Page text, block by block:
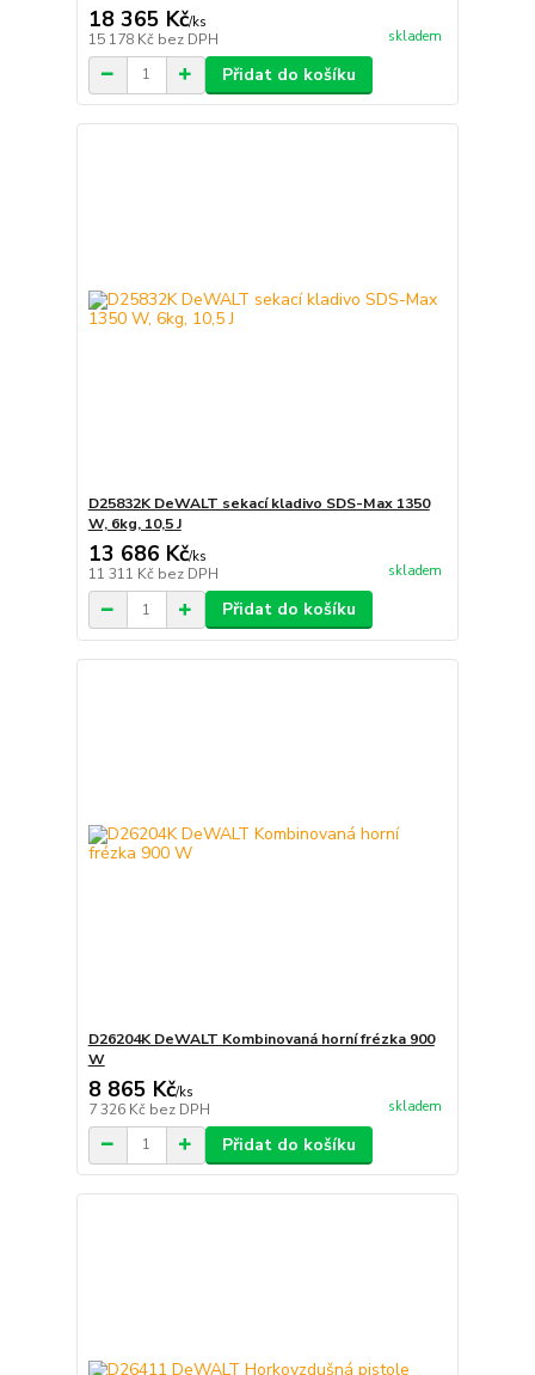
18 365 Kč/ks
15 178 Kč bez DPH skladem
Přidat do košíku
D25832K DeWALT sekací kladivo SDS-Max 1350
W, 6kg, 10,5 J
13 686 Kč/ks
11 311 Kč bez DPH skladem
Přidat do košíku
D26204K DeWALT Kombinovaná horní frézka 900
W
8 865 Kč/ks
7 326 Kč bez DPH skladem
Přidat do košíku